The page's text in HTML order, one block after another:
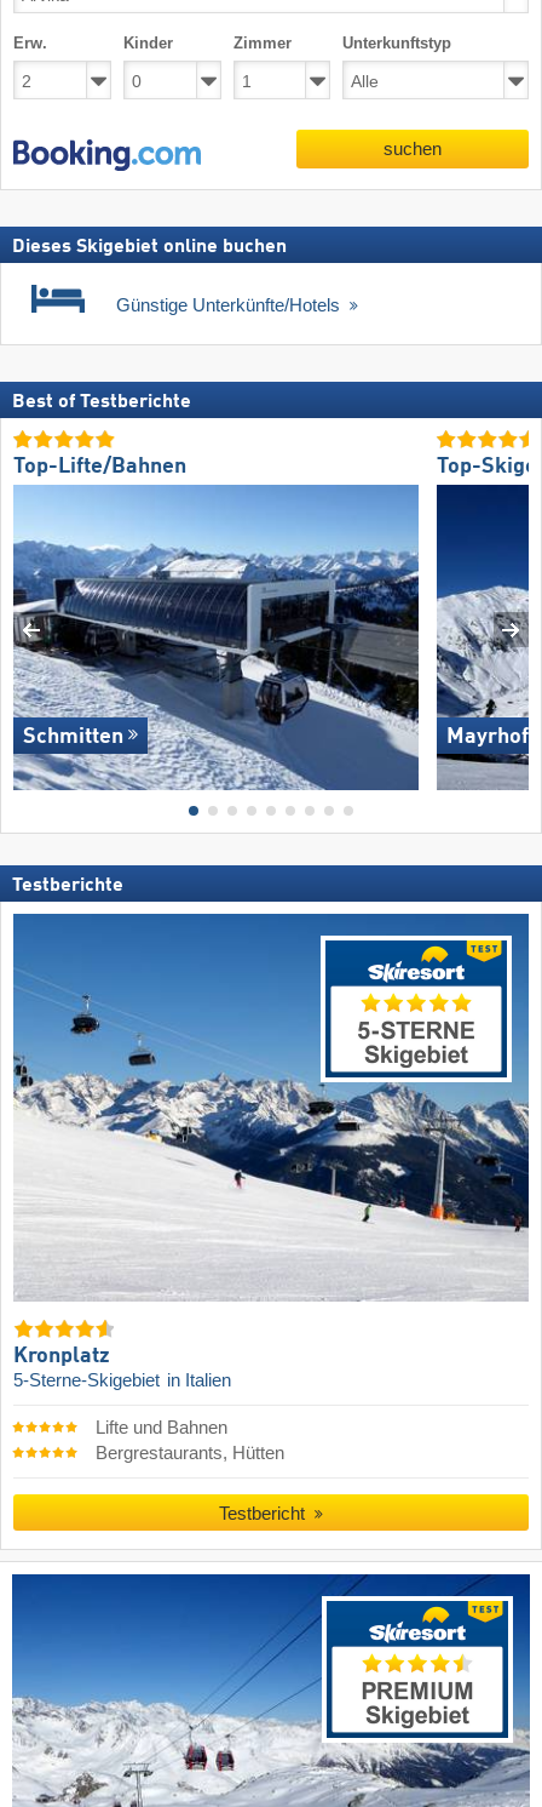
Erw. Kinder Zimmer Unterkunftstyp
suchen
Dieses Skigebiet online buchen
Günstige Unterkünfte/Hotels
Best of Testberichte
Top-Lifte/Bahnen
Schmitten
Top-
Testberichte
Kronplatz
5-Sterne-Skigebiet in Italien
Lifte und Bahnen
Bergrestaurants, Hütten
Testbericht